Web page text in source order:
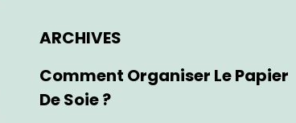
ARCHIVES
Comment Organiser Le Papier
De Soie ?